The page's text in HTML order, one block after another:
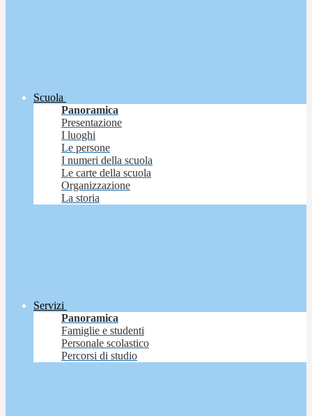
Scuola
Panoramica
Presentazione
I luoghi
Le persone
I numeri della scuola
Le carte della scuola
Organizzazione
La storia
Servizi
Panoramica
Famiglie e studenti
Personale scolastico
Percorsi di studio